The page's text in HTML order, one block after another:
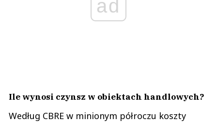
ad
Ile wynosi czynsz w obiektach handlowych?
Według CBRE w minionym półroczu koszty